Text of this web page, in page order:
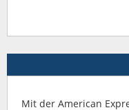
Mit der American